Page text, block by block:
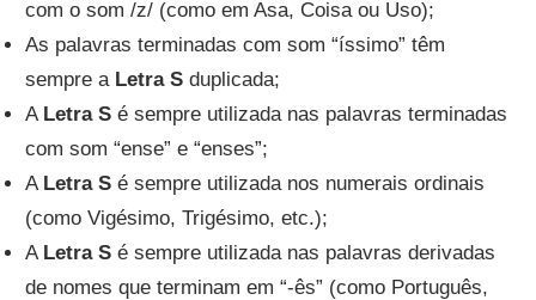
com o som /z/ (como em Asa, Coisa ou Uso);
As palavras terminadas com som “íssimo” têm
sempre a Letra S duplicada;
A Letra S é sempre utilizada nas palavras terminadas
com som “ense” e “enses”;
A Letra S é sempre utilizada nos numerais ordinais
(como Vigésimo, Trigésimo, etc.);
A Letra S é sempre utilizada nas palavras derivadas
de nomes que terminam em “-ês” (como Português,